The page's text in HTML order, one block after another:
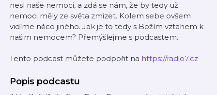
nesl naše nemoci, a zdá se nám, že by tedy už
nemoci měly ze světa zmizet. Kolem sebe ovšem
vidíme něco jiného. Jak je to tedy s Božím vztahem k
našim nemocem? Přemýšlejme s podcastem.
Tento podcast můžete podpořit na https://radio7.cz
Popis podcastu